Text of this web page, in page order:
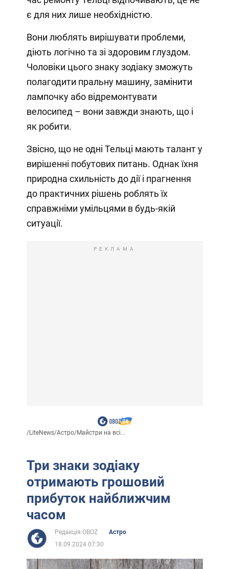
є для них лише необхідністю.
Вони люблять вирішувати проблеми,
діють логічно та зі здоровим глуздом.
Чоловіки цього знаку зодіаку зможуть
полагодити пральну машину, замінити
лампочку або відремонтувати
велосипед – вони завжди знають, що і
як робити.
Звісно, що не одні Тельці мають талант у
вирішенні побутових питань. Однак їхня
природна схильність до дії і прагнення
до практичних рішень роблять їх
справжніми умільцями в будь-якій
ситуації.
РЕКЛАМА
/LiteNews/Астро/Майстри на всі...
Три знаки зодіаку
отримають грошовий
прибуток найближчим
часом
Редакція OBOZ
Астро
18.09.2024 07:30